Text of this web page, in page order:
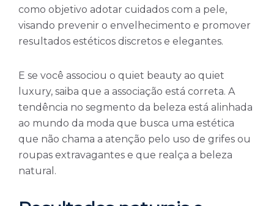
como objetivo adotar cuidados com a pele,
visando prevenir o envelhecimento e promover
resultados estéticos discretos e elegantes.
E se você associou o quiet beauty ao quiet
luxury, saiba que a associação está correta. A
tendência no segmento da beleza está alinhada
ao mundo da moda que busca uma estética
que não chama a atenção pelo uso de grifes ou
roupas extravagantes e que realça a beleza
natural.